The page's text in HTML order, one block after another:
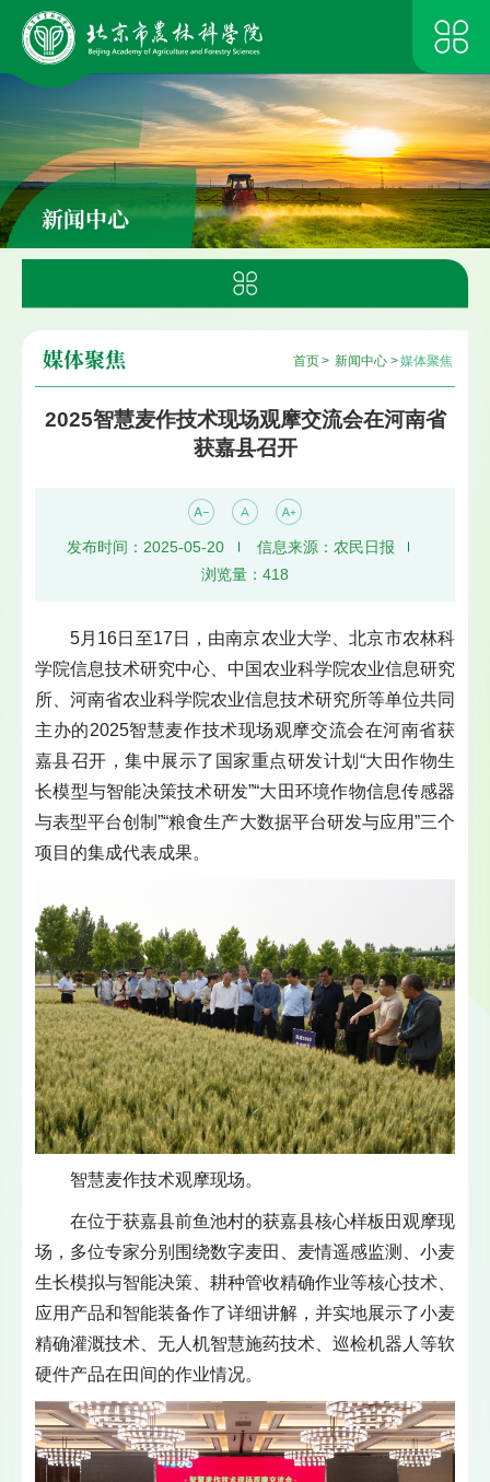
新闻中心
首页> 新闻中心 >媒体聚焦
媒体聚焦
2025智慧麦作技术现场观摩交流会在河南省
获嘉县召开
发布时间：2025-05-20
信息来源：农民日报
浏览量： 418
5月16日至17日，由南京农业大学、北京市农林科
学院信息技术研究中心、中国农业科学院农业信息研究
所、河南省农业科学院农业信息技术研究所等单位共同
主办的2025智慧麦作技术现场观摩交流会在河南省获
嘉县召开，集中展示了国家重点研发计划“大田作物生
长模型与智能决策技术研发”“大田环境作物信息传感器
与表型平台创制”“粮食生产大数据平台研发与应用”三个
项目的集成代表成果。
智慧麦作技术观摩现场。
在位于获嘉县前鱼池村的获嘉县核心样板田观摩现
场，多位专家分别围绕数字麦田、麦情遥感监测、小麦
生长模拟与智能决策、耕种管收精确作业等核心技术、
应用产品和智能装备作了详细讲解，并实地展示了小麦
精确灌溉技术、无人机智慧施药技术、巡检机器人等软
硬件产品在田间的作业情况。